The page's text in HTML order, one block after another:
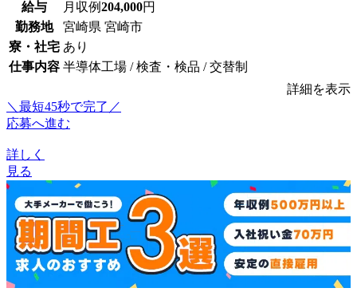
給与 月収例204,000円
勤務地
宮崎県 宮崎市
寮・社宅 あり
仕事内容 半導体工場 / 検査・検品 / 交替制
詳細を表示
＼最短45秒で完了／
応募へ進む
詳しく
見る